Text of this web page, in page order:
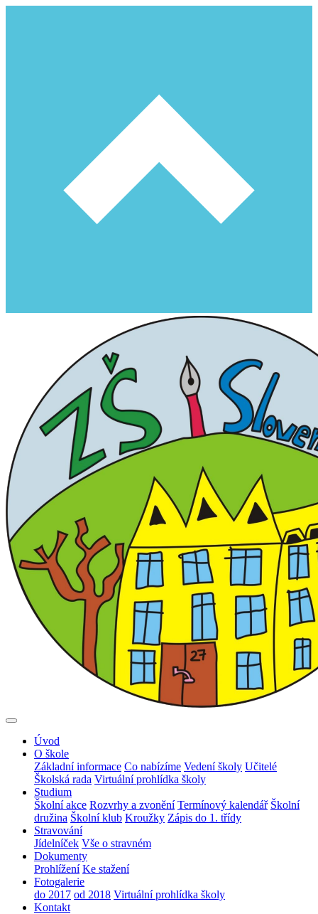
Úvod
O škole
Základní informace Co nabízíme Vedení školy Učitelé
Školská rada Virtuální prohlídka školy
Studium
Školní akce Rozvrhy a zvonění Termínový kalendář Školní
družina Školní klub Kroužky Zápis do 1. třídy
Stravování
Jídelníček Vše o stravném
Dokumenty
Prohlížení Ke stažení
Fotogalerie
do 2017 od 2018 Virtuální prohlídka školy
Kontakt